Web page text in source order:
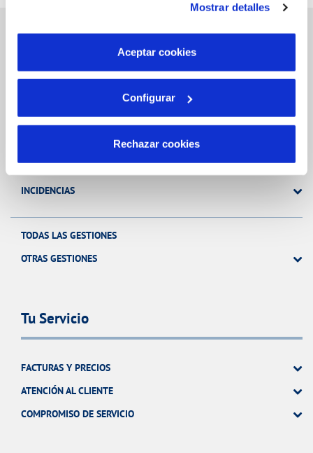
son indispensables para que el sitio web funcione y que
por tanto no se pueden desactivar. Puedes consultar
más información en nuestraPolítica de Cookies
Mostrar detalles
Aceptar cookies
Configurar
Rechazar cookies
Gestiones Online
FACTURAS, PAGOS Y CONSUMOS
MODIFICACIÓN DE DATOS
INCIDENCIAS
TODAS LAS GESTIONES
OTRAS GESTIONES
Tu Servicio
FACTURAS Y PRECIOS
ATENCIÓN AL CLIENTE
COMPROMISO DE SERVICIO